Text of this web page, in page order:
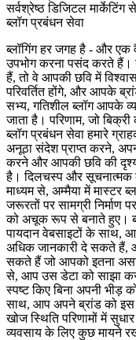
सर्वश्रेष्ठ डिजिटल मार्केटिंग
ब्लॉग प्रबंधन सेवा
ब्लॉगिंग हर जगह है - और
उपभोग करना पसंद करते हैं।
हैं, तो वे आपकी छवि में
परिवर्तित होंगे, और आपके
सभ्य, गतिशील ब्लॉग आपके
जाता है। परिणाम, जो
ब्लॉग प्रबंधन सेवा हमारे
अनूठा संदेश प्राप्त करने,
करने और आपकी छवि की
है। दिलचस्प और सूचनात्मक
माध्यम से, अम्मैया में मास्टर
जरूरतों पर सामग्री निर्माण
को अचूक रूप से बनाते हुए।
पायदान वेबसाइटों के साथ,
अधिक जानकारी दे सकते हैं,
सकते हैं जो आपको इतना
से, आप उस डेटा को साझा
स्पष्ट किए बिना अपनी भीड़
साथ, आप अपने ब्रांड को इस
खोज स्थिति परिणामों में
व्यवसाय के लिए कुछ मायने